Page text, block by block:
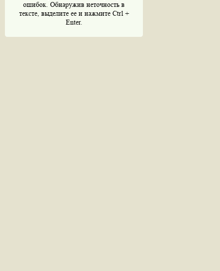
ошибок. Обнаружив неточность в
тексте, выделите ее и нажмите Ctrl +
Enter.